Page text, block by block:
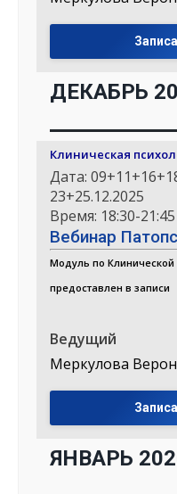
ДЕКАБРЬ
Клиническая
Дата:
23+25.12.2025
Время: 18:30-21:45
Вебинар
Модуль по
предоставлен в записи
Ведущий
Меркулова
ЯНВАРЬ